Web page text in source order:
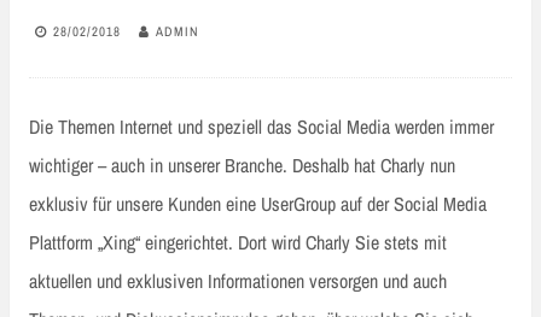
28/02/2018 ADMIN
Die Themen Internet und speziell das Social Media werden immer
wichtiger – auch in unserer Branche. Deshalb hat Charly nun
exklusiv für unsere Kunden eine UserGroup auf der Social Media
Plattform „Xing“ eingerichtet. Dort wird Charly Sie stets mit
aktuellen und exklusiven Informationen versorgen und auch